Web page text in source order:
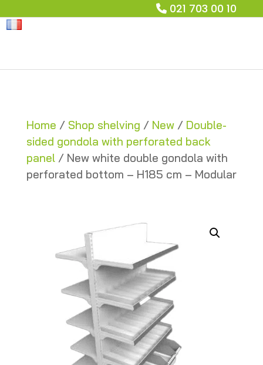
021 703 00 10
Home / Shop shelving / New/ Double-
sided gondola with perforated back
panel/ New white double gondola with
perforated bottom – H185 cm – Modular